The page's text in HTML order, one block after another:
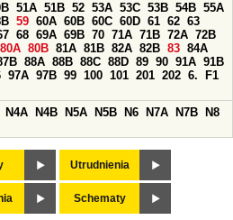
51A 51B 52 53A 53C 53B 54B 55A
59 60A 60B 60C 60D 61 62 63
68 69A 69B 70 71A 71B 72A 72B
80A 80B 81A 81B 82A 82B 83 84A
88A 88B 88C 88D 89 90 91A 91B
97A 97B 99 100 101 201 202 6.
F1
N4A N4B N5A N5B N6 N7A N7B
N8
Utrudnienia
Schematy